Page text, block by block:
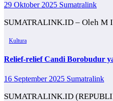
29 Oktober 2025 Sumatralink
SUMATRALINK.ID – Oleh M
Kultura
Relief-relief Candi Borobudur
16 September 2025 Sumatralink
SUMATRALINK.ID